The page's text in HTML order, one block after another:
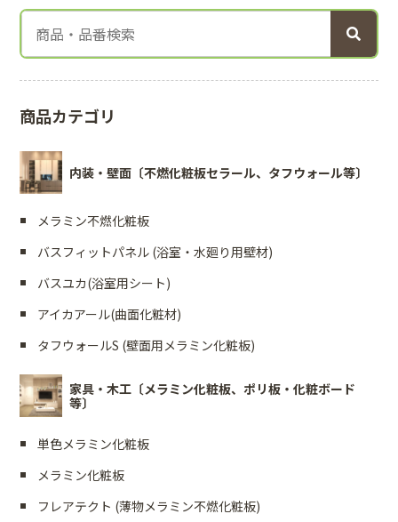
商品カテゴリ
内装・壁面〔不燃化粧板セラール、タフウォール等〕
メラミン不燃化粧板
バスフィットパネル (浴室・水廻り用壁材)
バスユカ(浴室用シート)
アイカアール(曲面化粧材)
タフウォールS (壁面用メラミン化粧板)
家具・木工〔メラミン化粧板、ポリ板・化粧ボード
等〕
単色メラミン化粧板
メラミン化粧板
フレアテクト (薄物メラミン不燃化粧板)